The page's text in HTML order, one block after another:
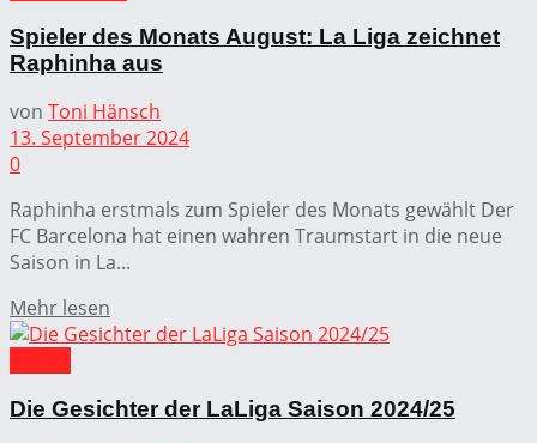
Spieler des Monats August: La Liga zeichnet
Raphinha aus
von Toni Hänsch
13. September 2024
0
Raphinha erstmals zum Spieler des Monats gewählt Der
FC Barcelona hat einen wahren Traumstart in die neue
Saison in La...
Mehr lesen
Die Gesichter der LaLiga Saison 2024/25